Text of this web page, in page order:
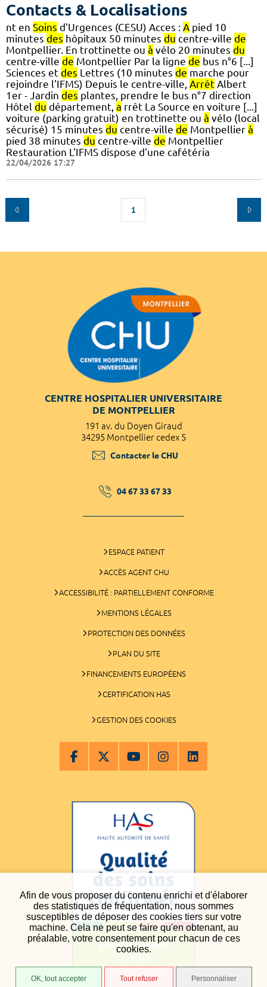
Afin de vous proposer du contenu enrichi et d'élaborer
des statistiques de fréquentation, nous sommes
susceptibles de déposer des cookies tiers sur votre
machine. Cela ne peut se faire qu'en obtenant, au
préalable, votre consentement pour chacun de ces
cookies.
OK, tout accepter Tout refuser Personnaliser
Contacts & Localisations
nt en Soins d'Urgences (CESU) Acces : A pied 10
minutes des hôpitaux 50 minutes du centre-ville de
Montpellier. En trottinette ou à vélo 20 minutes du
centre-ville de Montpellier Par la ligne de bus n°6 [...]
Sciences et des Lettres (10 minutes de marche pour
rejoindre l'IFMS) Depuis le centre-ville, Arrêt Albert
1er - Jardin des plantes, prendre le bus n°7 direction
Hôtel du département, a rrêt La Source en voiture [...]
voiture (parking gratuit) en trottinette ou à vélo (local
sécurisé) 15 minutes du centre-ville de Montpellier à
pied 38 minutes du centre-ville de Montpellier
Restauration L'IFMS dispose d'une cafétéria
22/04/2026 17:27
1
CENTRE HOSPITALIER UNIVERSITAIRE
DE MONTPELLIER
191 av. du Doyen Giraud
34295 Montpellier cedex 5
Contacter le CHU
04 67 33 67 33
ESPACE PATIENT
ACCÈS AGENT CHU
ACCESSIBILITÉ : PARTIELLEMENT CONFORME
MENTIONS LÉGALES
PROTECTION DES DONNÉES
PLAN DU SITE
FINANCEMENTS EUROPÉENS
CERTIFICATION HAS
GESTION DES COOKIES